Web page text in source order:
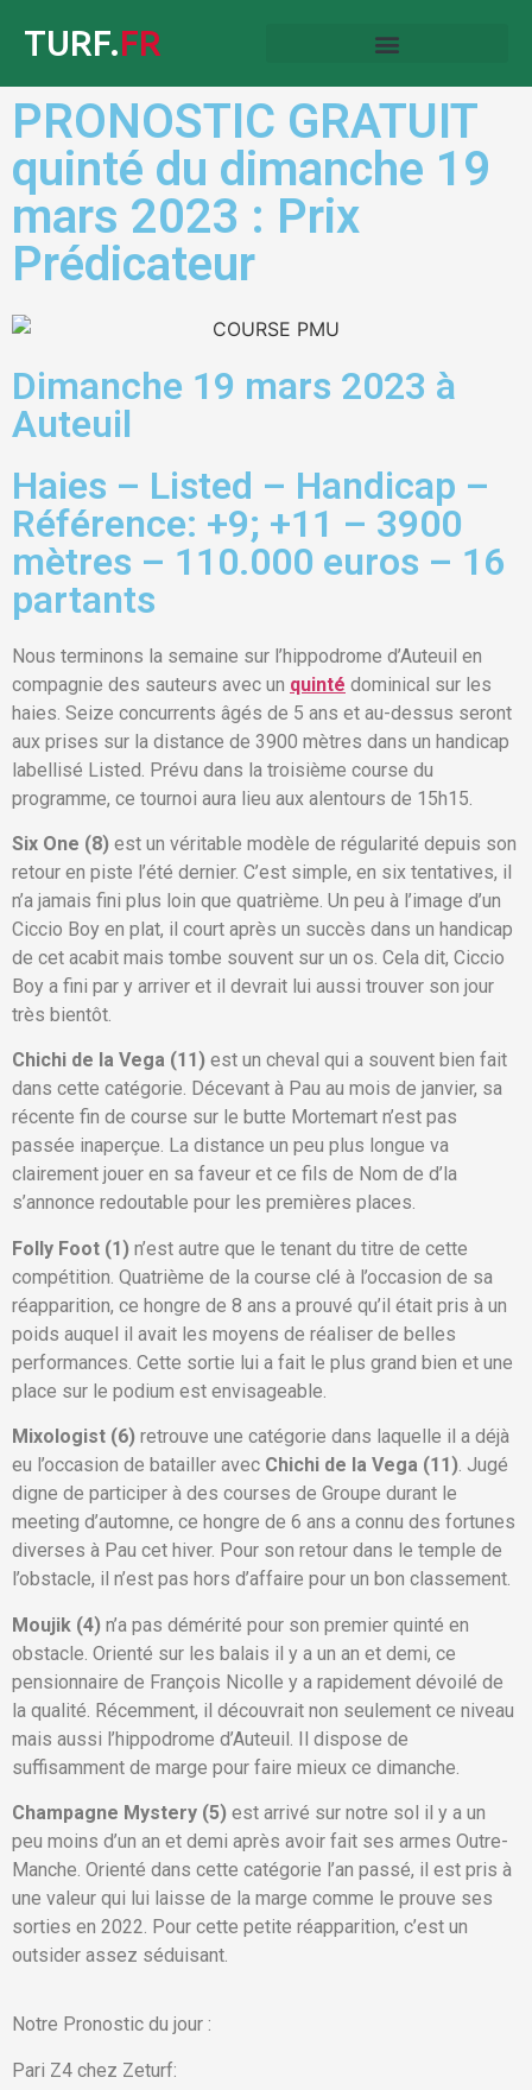
TURF.FR
PRONOSTIC GRATUIT
quinté du dimanche 19
mars 2023 : Prix
Prédicateur
Dimanche 19 mars 2023 à
Auteuil
Haies – Listed – Handicap –
Référence: +9; +11 – 3900
mètres – 110.000 euros – 16
partants
Nous terminons la semaine sur l’hippodrome d’Auteuil en
compagnie des sauteurs avec un quinté dominical sur les
haies. Seize concurrents âgés de 5 ans et au-dessus seront
aux prises sur la distance de 3900 mètres dans un handicap
labellisé Listed. Prévu dans la troisième course du
programme, ce tournoi aura lieu aux alentours de 15h15.
Six One (8) est un véritable modèle de régularité depuis son
retour en piste l’été dernier. C’est simple, en six tentatives, il
n’a jamais fini plus loin que quatrième. Un peu à l’image d’un
Ciccio Boy en plat, il court après un succès dans un handicap
de cet acabit mais tombe souvent sur un os. Cela dit, Ciccio
Boy a fini par y arriver et il devrait lui aussi trouver son jour
très bientôt.
Chichi de la Vega (11) est un cheval qui a souvent bien fait
dans cette catégorie. Décevant à Pau au mois de janvier, sa
récente fin de course sur le butte Mortemart n’est pas
passée inaperçue. La distance un peu plus longue va
clairement jouer en sa faveur et ce fils de Nom de d’la
s’annonce redoutable pour les premières places.
Folly Foot (1) n’est autre que le tenant du titre de cette
compétition. Quatrième de la course clé à l’occasion de sa
réapparition, ce hongre de 8 ans a prouvé qu’il était pris à un
poids auquel il avait les moyens de réaliser de belles
performances. Cette sortie lui a fait le plus grand bien et une
place sur le podium est envisageable.
Mixologist (6) retrouve une catégorie dans laquelle il a déjà
eu l’occasion de batailler avec Chichi de la Vega (11). Jugé
digne de participer à des courses de Groupe durant le
meeting d’automne, ce hongre de 6 ans a connu des fortunes
diverses à Pau cet hiver. Pour son retour dans le temple de
l’obstacle, il n’est pas hors d’affaire pour un bon classement.
Moujik (4) n’a pas démérité pour son premier quinté en
obstacle. Orienté sur les balais il y a un an et demi, ce
pensionnaire de François Nicolle y a rapidement dévoilé de
la qualité. Récemment, il découvrait non seulement ce niveau
mais aussi l’hippodrome d’Auteuil. Il dispose de
suffisamment de marge pour faire mieux ce dimanche.
Champagne Mystery (5) est arrivé sur notre sol il y a un
peu moins d’un an et demi après avoir fait ses armes Outre-
Manche. Orienté dans cette catégorie l’an passé, il est pris à
une valeur qui lui laisse de la marge comme le prouve ses
sorties en 2022. Pour cette petite réapparition, c’est un
outsider assez séduisant.
Notre Pronostic du jour :
Pari Z4 chez Zeturf: